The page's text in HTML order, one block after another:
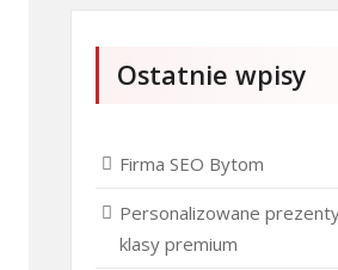
Ostatnie wpisy
Firma SEO Bytom
Personalizowane
klasy premium